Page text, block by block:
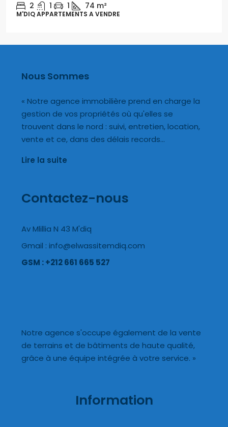
2 1 1 74 m²
M'DIQ APPARTEMENTS A VENDRE
Nous Sommes
« Notre agence immobilière prend en charge la
gestion de vos propriétés où qu'elles se
trouvent dans le nord : suivi, entretien, location,
vente et ce, dans des délais records…
Lire la suite
Contactez-nous
Av Mlillia N 43 M'diq
Gmail : info@elwassitemdiq.com
GSM : +212 661 665 527
Notre agence s'occupe également de la vente
de terrains et de bâtiments de haute qualité,
grâce à une équipe intégrée à votre service. »
Information